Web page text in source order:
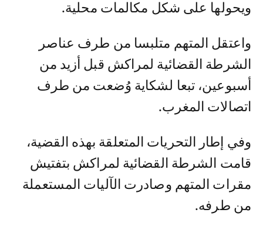
ويحولها على شكل مكالمات محلية.
واعتقل المتهم متلبسا من طرف عناصر
الشرطة القضائية لمراكش قبل أزيد من
أسبوعين، تبعا لشكاية وُضعت من طرف
اتصالات المغرب.
وفي إطار التحريات المتعلقة بهذه القضية،
قامت الشرطة القضائية لمراكش بتفتيش
مقرات المتهم وصادرت الآليات المستعملة
من طرفه.